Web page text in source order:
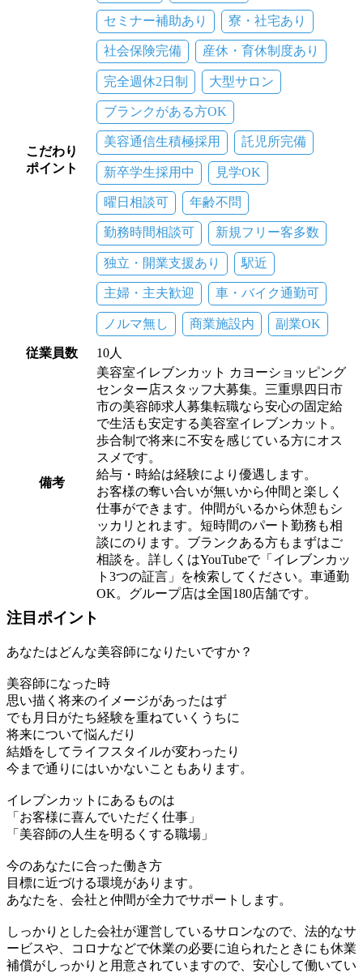
こだわり
ポイント
セミナー補助あり 寮・社宅あり
社会保険完備 産休・育休制度あり
完全週休2日制 大型サロン
ブランクがある方OK
美容通信生積極採用 託児所完備
新卒学生採用中 見学OK
曜日相談可 年齢不問
勤務時間相談可 新規フリー客多数
独立・開業支援あり 駅近
主婦・主夫歓迎 車・バイク通勤可
ノルマ無し 商業施設内 副業OK
従業員数 10人
備考
美容室イレブンカット カヨーショッピング
センター店スタッフ大募集。三重県四日市
市の美容師求人募集転職なら安心の固定給
で生活も安定する美容室イレブンカット。
歩合制で将来に不安を感じている方にオス
スメです。
給与・時給は経験により優遇します。
お客様の奪い合いが無いから仲間と楽しく
仕事ができます。仲間がいるから休憩もシ
ッカリとれます。短時間のパート勤務も相
談にのります。ブランクある方もまずはご
相談を。詳しくはYouTubeで「イレブンカッ
ト3つの証言」を検索してください。車通勤
OK。グループ店は全国180店舗です。
注目ポイント
あなたはどんな美容師になりたいですか？
美容師になった時
思い描く将来のイメージがあったはず
でも月日がたち経験を重ねていくうちに
将来について悩んだり
結婚をしてライフスタイルが変わったり
今まで通りにはいかないこともあります。
イレブンカットにあるものは
「お客様に喜んでいただく仕事」
「美容師の人生を明るくする職場」
今のあなたに合った働き方
目標に近づける環境があります。
あなたを、会社と仲間が全力でサポートします。
しっかりとした会社が運営しているサロンなので、法的なサ
ービスや、コロナなどで休業の必要に迫られたときにも休業
補償がしっかりと用意されていますので、安心して働いてい